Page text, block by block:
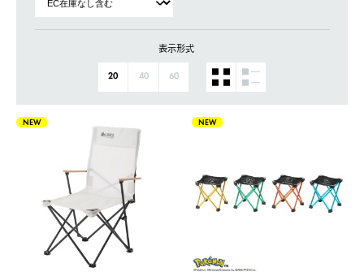
表示形式
20 40 60
NEW NEW